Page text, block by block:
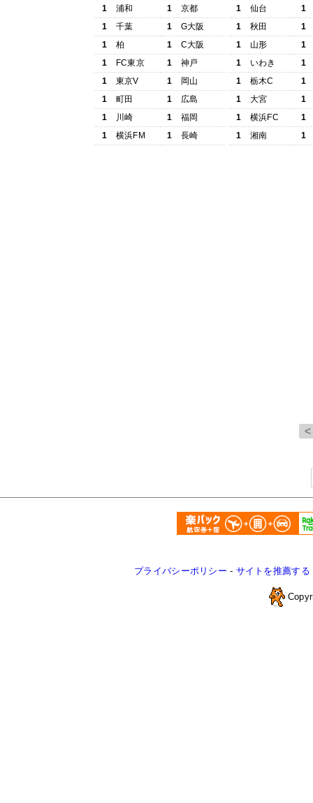
1
浦和 1
京都
1
千葉 1
G大阪
1
柏 1
C大阪
1
FC東京 1
神戸
1
東京V 1
岡山
1
町田 1
広島
1
川崎 1
福岡
1
横浜FM 1 長崎
1
仙台
1
1
秋田
1
1
山形
1
1
いわき
1
1
栃木C
1
1
大宮
1
1
横浜FC
1
1
湘南 1
プライバシーポリシー - サイトを推薦する